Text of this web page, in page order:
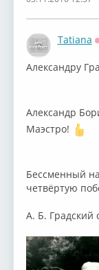
Tatiana
⁣Александру
Александр
Маэстро!
Бессменный
четвёртую
А. Б. Градский